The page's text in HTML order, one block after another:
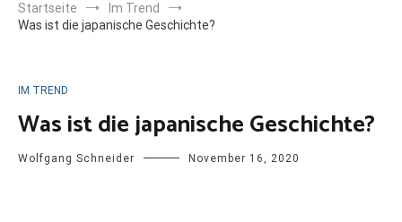
Startseite
Im Trend
Was ist die japanische Geschichte?
IM TREND
Was ist die japanische Geschichte?
Wolfgang Schneider November 16, 2020